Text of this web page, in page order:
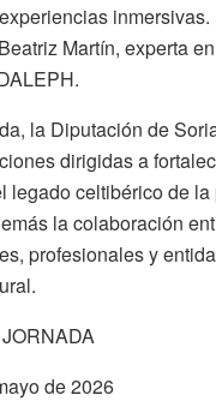
Martín, experta
la Diputación de
dirigidas a
legado celtibérico de la
la colaboración
profesionales y
de 2026